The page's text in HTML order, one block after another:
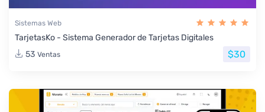
Sistemas Web
TarjetasKo - Sistema Generador de Tarjetas Digitales
53 Ventas $30